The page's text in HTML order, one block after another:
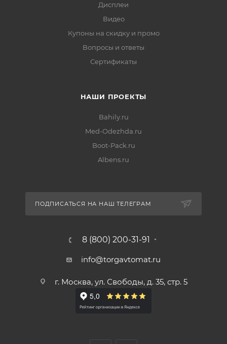
Дисплеи
Видео
Купоны на скидку и промо
Вопросы и ответы
Сертификаты
НАШИ ПРОЕКТЫ
Bahily.ru
Med-Odezhda.ru
Boot-Pack.ru
Albens.ru
ПОДПИСАТЬСЯ НА НАШ ТЕЛЕГРАМ
8 (800) 200-31-91
info@torgavtomat.ru
г. Москва, ул. Свободы, д. 35, стр. 5